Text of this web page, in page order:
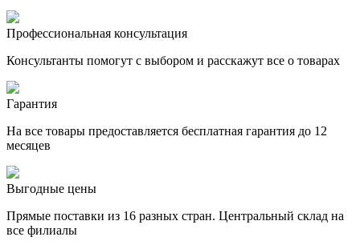
Профессиональная консультация
Консультанты помогут с выбором и расскажут все о товарах
Гарантия
На все товары предоставляется бесплатная гарантия до 12
месяцев
Выгодные цены
Прямые поставки из 16 разных стран. Центральный склад на
все филиалы